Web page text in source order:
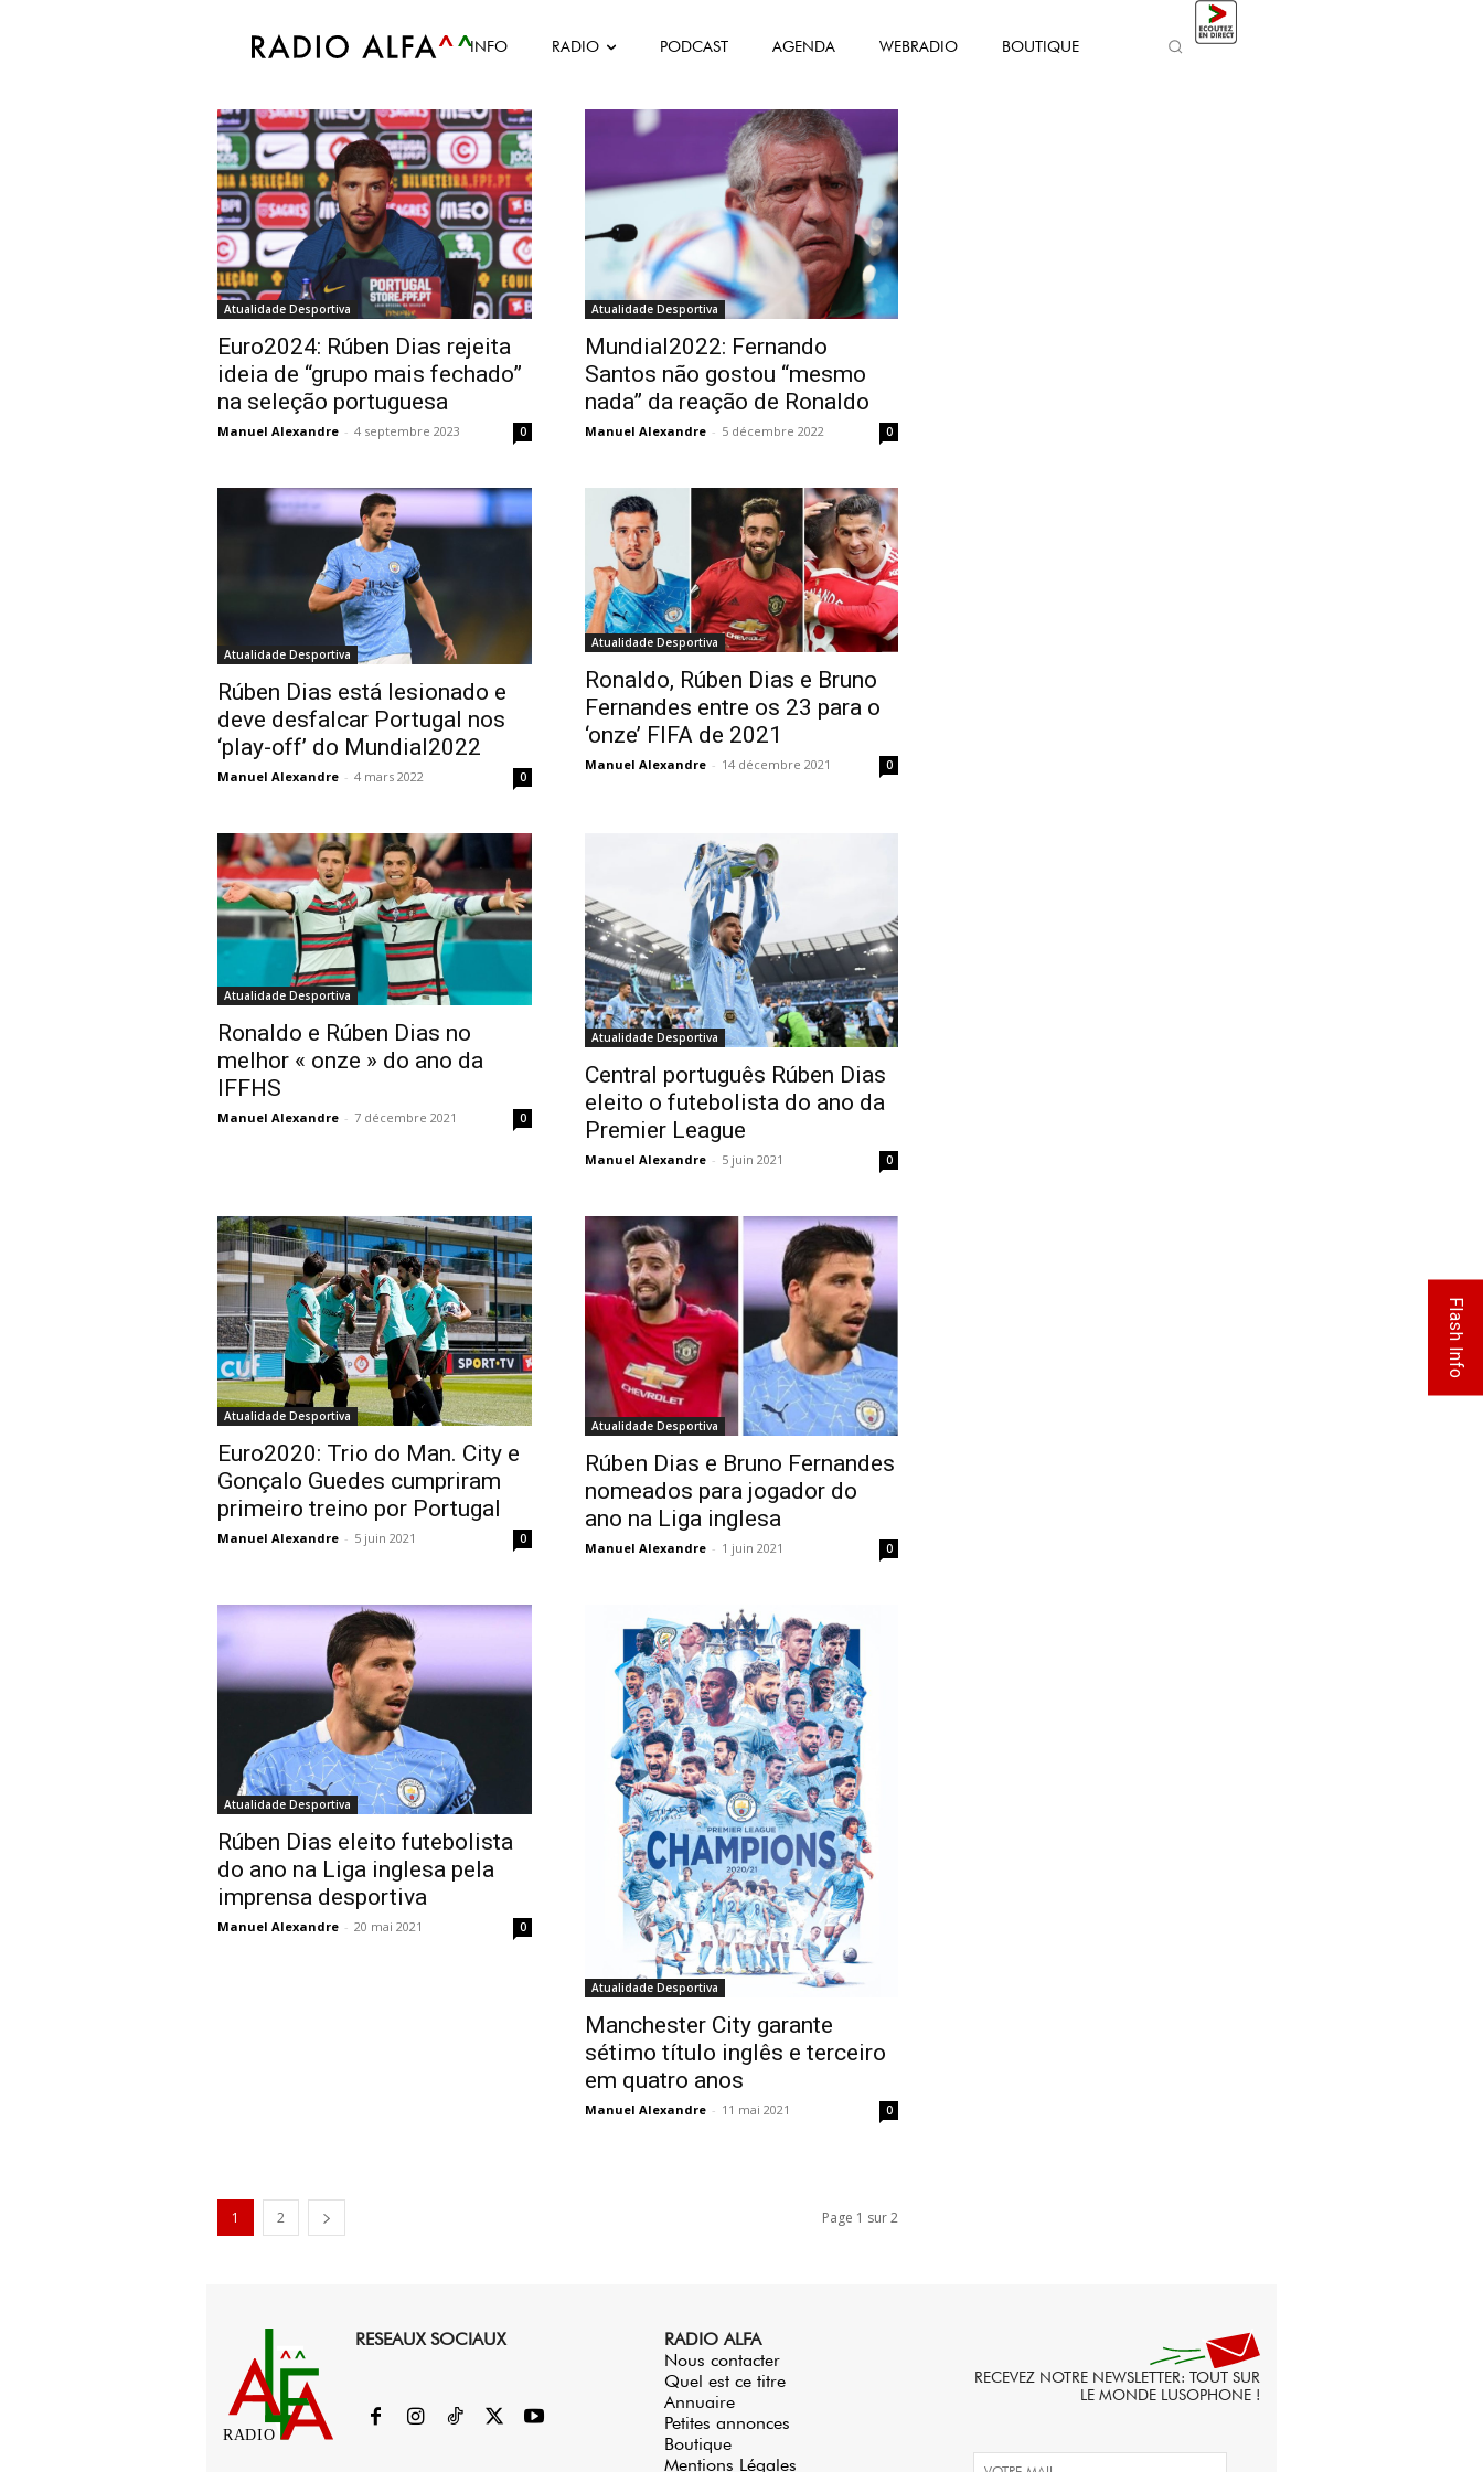
INFO RADIO PODCAST AGENDA WEBRADIO BOUTIQUE
Accueil Tags Rúben Dias
Tag: Rúben Dias
Atualidade Desportiva
Euro2024: Rúben Dias rejeita
ideia de “grupo mais fechado”
na seleção portuguesa
Manuel Alexandre - 4 septembre 2023 0
Atualidade Desportiva
Mundial2022: Fernando
Santos não gostou “mesmo
nada” da reação de Ronaldo
Manuel Alexandre - 5 décembre 2022 0
Atualidade Desportiva
Rúben Dias está lesionado e
deve desfalcar Portugal nos
‘play-off’ do Mundial2022
Manuel Alexandre - 4 mars 2022 0
Atualidade Desportiva
Ronaldo, Rúben Dias e Bruno
Fernandes entre os 23 para o
‘onze’ FIFA de 2021
Manuel Alexandre - 14 décembre 2021 0
Atualidade Desportiva
Ronaldo e Rúben Dias no
melhor « onze » do ano da
IFFHS
Manuel Alexandre - 7 décembre 2021 0
Atualidade Desportiva
Central português Rúben Dias
eleito o futebolista do ano da
Premier League
Manuel Alexandre - 5 juin 2021 0
Atualidade Desportiva
Euro2020: Trio do Man. City e
Gonçalo Guedes cumpriram
primeiro treino por Portugal
Manuel Alexandre - 5 juin 2021 0
Atualidade Desportiva
Rúben Dias e Bruno Fernandes
nomeados para jogador do
ano na Liga inglesa
Manuel Alexandre - 1 juin 2021 0
Atualidade Desportiva
Rúben Dias eleito futebolista
do ano na Liga inglesa pela
imprensa desportiva
Manuel Alexandre - 20 mai 2021 0
Atualidade Desportiva
Manchester City garante
sétimo título inglês e terceiro
em quatro anos
Manuel Alexandre - 11 mai 2021 0
1 2 Page 1 sur 2
RADIO
RESEAUX SOCIAUX
RADIO ALFA
Nous contacter
Quel est ce titre
Annuaire
Petites annonces
Boutique
Mentions Légales
RECEVEZ NOTRE NEWSLETTER: TOUT SUR
LE MONDE LUSOPHONE !
Flash Info